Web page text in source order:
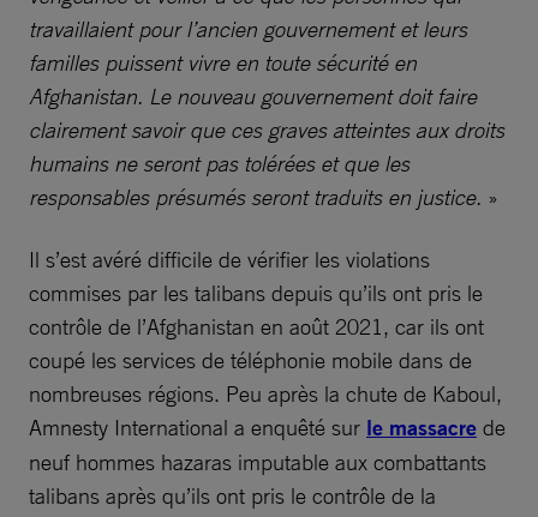
travaillaient pour l’ancien gouvernement et leurs
familles puissent vivre en toute sécurité en
Afghanistan. Le nouveau gouvernement doit faire
clairement savoir que ces graves atteintes aux droits
humains ne seront pas tolérées et que les
responsables présumés seront traduits en justice. »
Il s’est avéré difficile de vérifier les violations
commises par les talibans depuis qu’ils ont pris le
contrôle de l’Afghanistan en août 2021, car ils ont
coupé les services de téléphonie mobile dans de
nombreuses régions. Peu après la chute de Kaboul,
Amnesty International a enquêté sur le massacre de
neuf hommes hazaras imputable aux combattants
talibans après qu’ils ont pris le contrôle de la